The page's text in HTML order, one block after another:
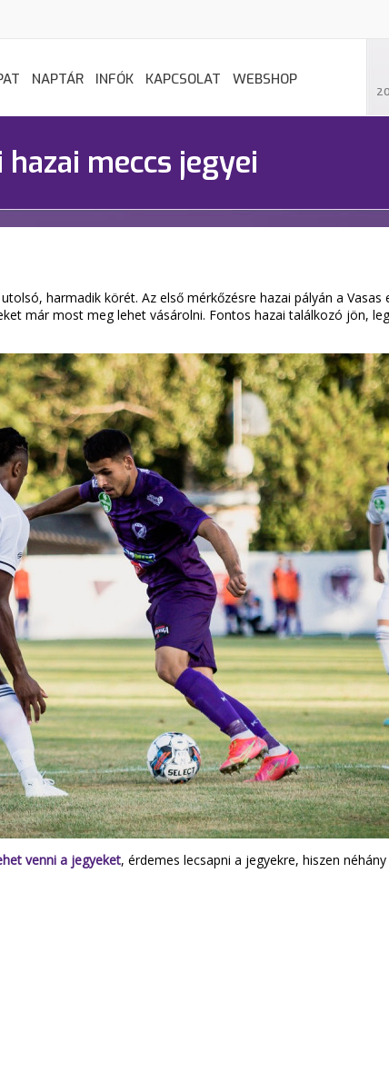
NAPTÁR INFÓK KAPCSOLAT WEBSHOP
meccs jegyei
harmadik körét. Az első mérkőzésre hazai pályán a
már most meg lehet vásárolni. Fontos hazai találkozó jön,
venni a jegyeket, érdemes lecsapni a jegyekre, hiszen